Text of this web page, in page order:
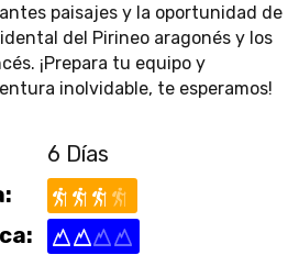
paisajes y la oportunidad de
del Pirineo aragonés y los
¡Prepara tu equipo y
inolvidable, te esperamos!
6 Días